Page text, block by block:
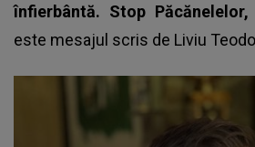
înfierbântă. Stop
este mesajul scris de Liviu